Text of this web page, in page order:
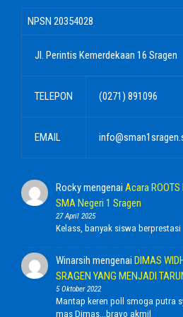
NPSN 20354028
Jl. Perintis Kemerdekaan 16 Sragen
TELEPON (0271) 891096
EMAIL
Rockymengenai Acara
SMA Negeri 1 Sragen
27 April 2025
Kelass, banyak siswa berprestasi
Winarsih mengenai DIMAS
SRAGEN YANG MENJADI
5 Oktober 2022
Mantap keren poll smoga putra
mas Dimas...bravo akmil